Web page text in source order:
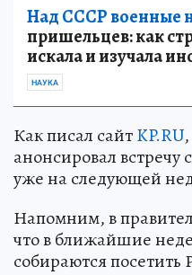
Над СССР военные
пришельцев: как
искала и изучала
НАУКА
Как писал сайтKP.RU
анонсировал
уже на следующей
Напомним, в
что в ближайшие
собираются посетить